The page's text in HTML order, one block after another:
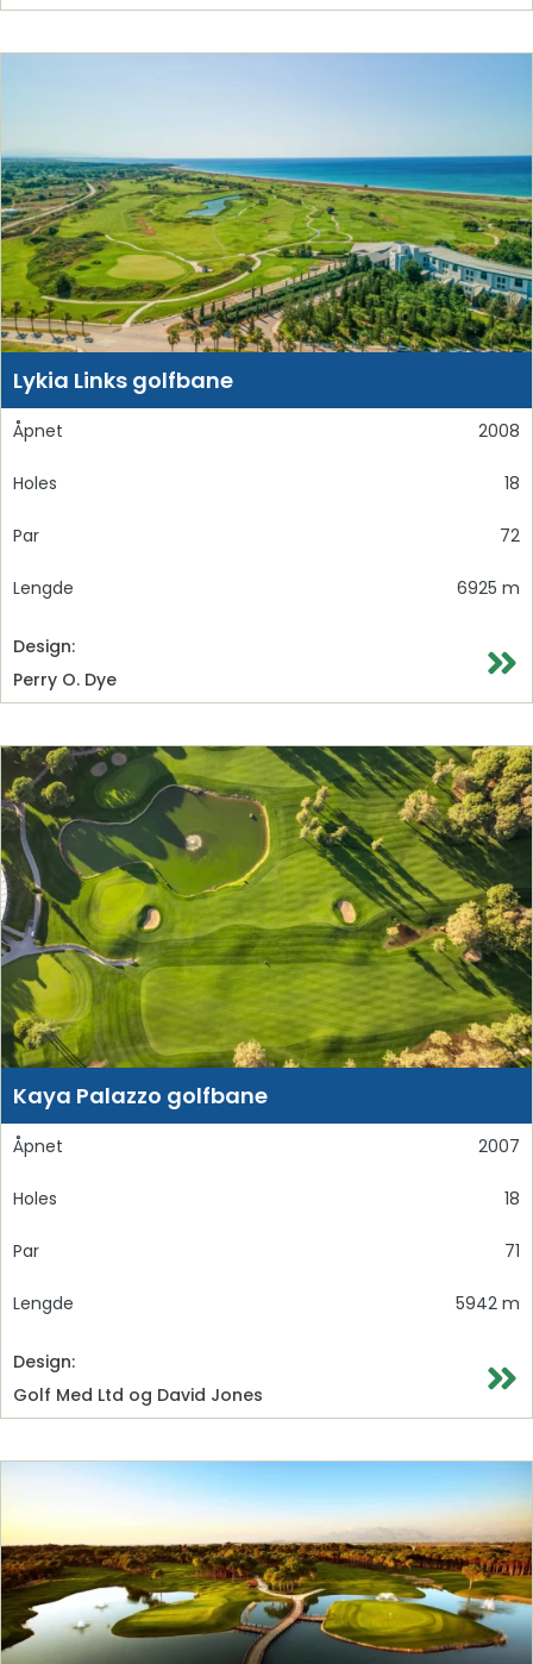
Lykia Links golfbane
Åpnet 2008
Holes 18
Par 72
Lengde 6925 m
Design:
Perry O. Dye
Kaya Palazzo golfbane
Åpnet 2007
Holes 18
Par 71
Lengde 5942 m
Design:
Golf Med Ltd og David Jones